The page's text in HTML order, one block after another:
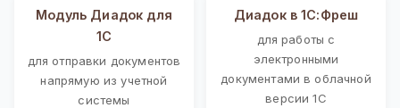
Модуль Диадок для
1С
для отправки документов
напрямую из учетной
системы
Диадок в 1С:Фреш
для работы с
электронными
документами в облачной
версии 1С